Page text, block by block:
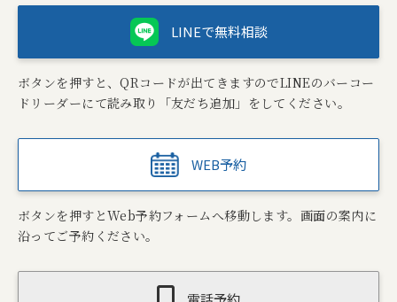
WEB予約
ボタンを押すとWeb予約フォームへ移動します。画面の案内に
沿ってご予約ください。
LINEで無料相談
ボタンを押すと、QRコードが出てきますのでLINEのバーコー
ドリーダーにて読み取り「友だち追加」をしてください。